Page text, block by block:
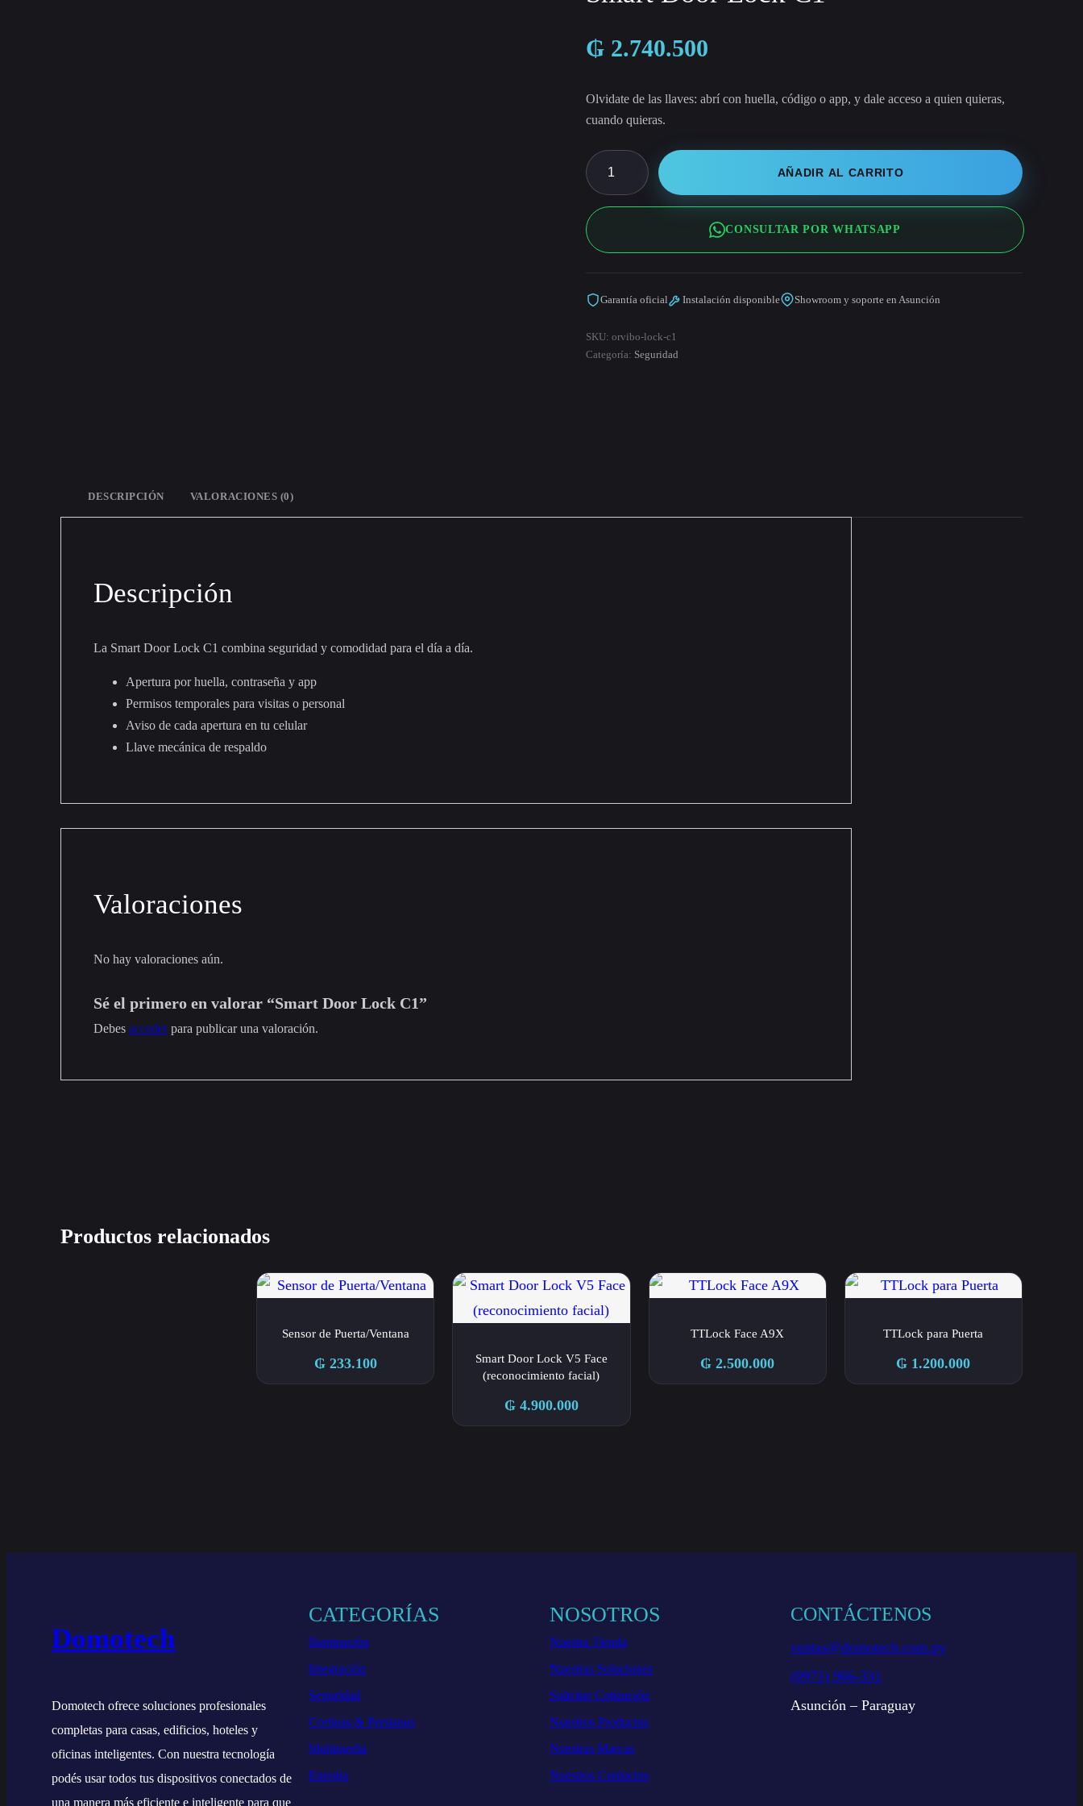
₲ 2.740.500
Olvidate de las llaves: abrí con huella, código o app, y dale acceso a quien quieras,
cuando quieras.
Smart
Door
Lock
C1
AÑADIR AL CARRITO
CONSULTAR POR WHATSAPP
Garantía oficial Instalación disponible Showroom y soporte en Asunción
SKU:orvibo-lock-c1
Categoría: Seguridad
DESCRIPCIÓN VALORACIONES (0)
Descripción
La Smart Door Lock C1 combina seguridad y comodidad para el día a día.
Apertura por huella, contraseña y app
Permisos temporales para visitas o personal
Aviso de cada apertura en tu celular
Llave mecánica de respaldo
Valoraciones
No hay valoraciones aún.
Sé el primero en valorar “Smart Door Lock C1”
Debesaccederpara publicar una valoración.
Productos relacionados
Sensor de Puerta/Ventana
₲233.100
Smart Door Lock V5 Face
(reconocimiento facial)
₲4.900.000
TTLock Face A9X
₲ 2.500.000
TTLock para Puerta
₲ 1.200.000
Domotech
Domotech ofrece soluciones profesionales
completas para casas, edificios, hoteles y
oficinas inteligentes. Con nuestra tecnología
podés usar todos tus dispositivos conectados de
una manera más eficiente e inteligente para que
CATEGORÍAS
Iluminación
Integración
Seguridad
Cortinas & Persianas
Multimedia
Energia
NOSOTROS
Nuestra Tienda
Nuestras Soluciones
Solicitar Cotización
Nuestros Productos
Nuestras Marcas
Nuestros Contactos
CONTÁCTENOS
ventas@domotech.com.py
(0971) 966-331
Asunción – Paraguay